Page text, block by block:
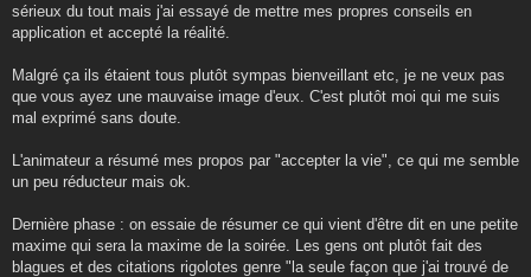
sérieux du tout mais j'ai essayé de mettre mes propres conseils en
application et accepté la réalité.
Malgré ça ils étaient tous plutôt sympas bienveillant etc, je ne veux pas
que vous ayez une mauvaise image d'eux. C'est plutôt moi qui me suis
mal exprimé sans doute.
L'animateur a résumé mes propos par "accepter la vie", ce qui me semble
un peu réducteur mais ok.
Dernière phase : on essaie de résumer ce qui vient d'être dit en une petite
maxime qui sera la maxime de la soirée. Les gens ont plutôt fait des
blagues et des citations rigolotes genre "la seule façon que j'ai trouvé de